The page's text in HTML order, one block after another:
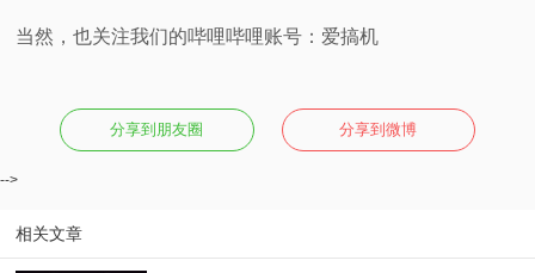
当然，也关注我们的哔哩哔哩账号：爱搞机
分享到朋友圈 分享到微博
-->
相关文章